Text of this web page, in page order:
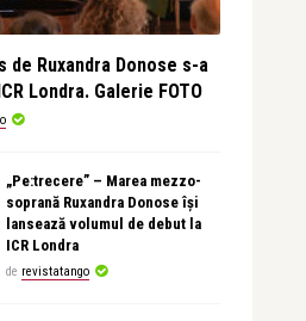
de Ruxandra Donose s-a
Londra. Galerie FOTO
„Pe:trecere” – Marea mezzo-
soprană Ruxandra Donose își
lansează volumul de debut la
ICR Londra
de revistatango